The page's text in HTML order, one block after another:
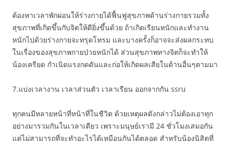
ต้องหาเวลาพักผ่อนให้ร่างกายได้ฟื้นฟูสุขภาพด้านร่างกายรวมทั้ง
สุขภาพที่เกิดขึ้นกับจิตให้ดียิ่งขึ้นด้วย ถ้าเกิดเรียนหนักและทำงาน
หนักไปด้วยร่างกายจะทรุดโทรม และบางครั้งก็อาจจะส่งผลกระทบ
ในเรื่องของสุขภาพกายป่วยหนักได้ ส่วนสุขภาพทางจิตก็จะทำให้
น้องเครียด กำเนิดแรงกดดันและก่อให้เกิดผลเสียในด้านอื่นๆตามมา
7.แบ่งเวลางาน เวลาส่วนตัว เวลาเรียน ออกจากกัน ssru
ทุกคนมีหลายหน้าที่หน้าที่ในชีวิต ด้วยเหตุผลดังกล่าวไม่ต้องเอาทุก
อย่างมารวมกันในเวลาเดียว เพราะมนุษย์เรามี 24 ชั่วโมงเสมอกัน
แต่ไม่สามารถที่จะทำอะไรได้เหมือนกันได้ตลอด สำหรับน้องนิสิตที่